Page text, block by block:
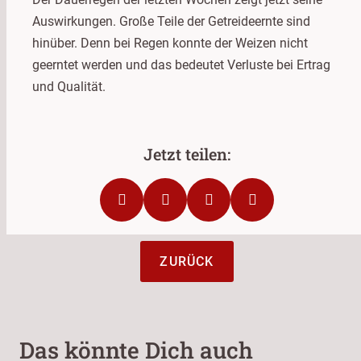
Auswirkungen. Große Teile der Getreideernte sind
hinüber. Denn bei Regen konnte der Weizen nicht
geerntet werden und das bedeutet Verluste bei Ertrag
und Qualität.
ZURÜCK
Das könnte Dich auch